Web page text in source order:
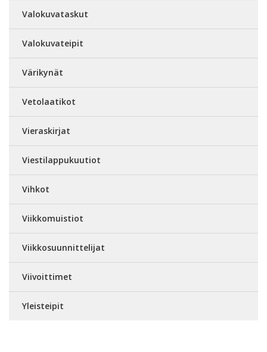
Valokuvataskut
Valokuvateipit
Värikynät
Vetolaatikot
Vieraskirjat
Viestilappukuutiot
Vihkot
Viikkomuistiot
Viikkosuunnittelijat
Viivoittimet
Yleisteipit